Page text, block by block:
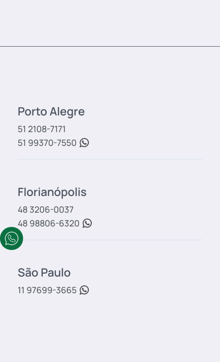
Porto Alegre
51 2108-7171
51 99370-7550
Florianópolis
48 3206-0037
48 98806-6320
São Paulo
11 97699-3665